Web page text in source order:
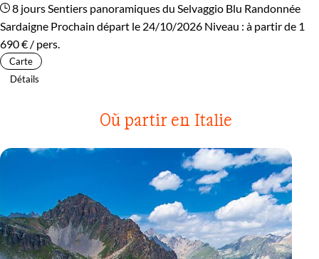
8 jours Sentiers panoramiques du Selvaggio Blu Randonnée
Sardaigne Prochain départ le 24/10/2026 Niveau : à partir de 1
690 € / pers.
Carte
Détails
Où partir en Italie